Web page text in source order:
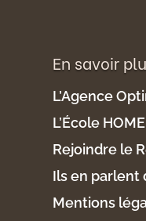
En savoir
L’Agence
L’École HOME
Rejoindre le
Ils en parlent
Mentions